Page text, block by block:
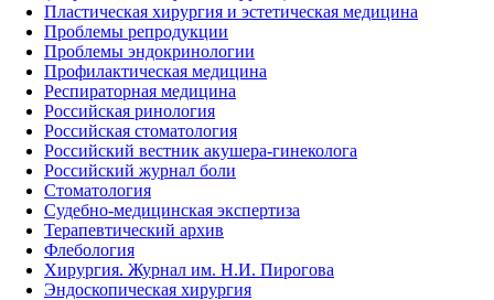
Пластическая хирургия и эстетическая медицина
Проблемы репродукции
Проблемы эндокринологии
Профилактическая медицина
Респираторная медицина
Российская ринология
Российская стоматология
Российский вестник акушера-гинеколога
Российский журнал боли
Стоматология
Судебно-медицинская экспертиза
Терапевтический архив
Флебология
Хирургия. Журнал им. Н.И. Пирогова
Эндоскопическая хирургия